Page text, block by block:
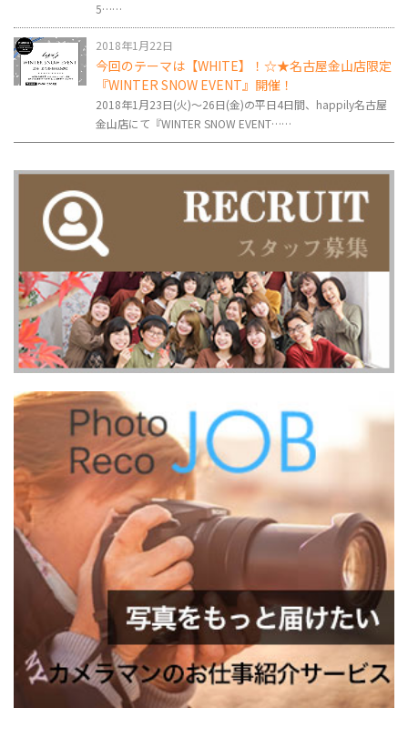
5……
2018年1月22日
今回のテーマは【WHITE】！☆★名古屋金山店限定
『WINTER SNOW EVENT』開催！
2018年1月23日(火)～26日(金)の平日4日間、happily名古屋
金山店にて『WINTER SNOW EVENT……